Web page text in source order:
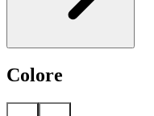
Colore